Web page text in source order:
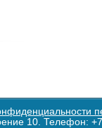
10. Телефон: